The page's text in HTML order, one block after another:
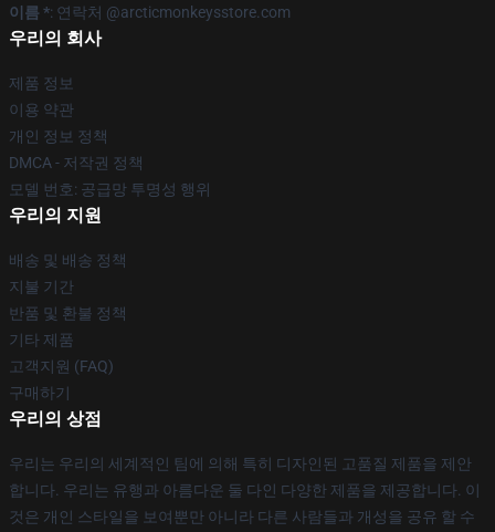
이름 *: 연락처 @arcticmonkeysstore.com
우리의 회사
제품 정보
이용 약관
개인 정보 정책
DMCA - 저작권 정책
모델 번호: 공급망 투명성 행위
우리의 지원
배송 및 배송 정책
지불 기간
반품 및 환불 정책
기타 제품
고객지원 (FAQ)
구매하기
우리의 상점
우리는 우리의 세계적인 팀에 의해 특히 디자인된 고품질 제품을 제안
합니다. 우리는 유행과 아름다운 둘 다인 다양한 제품을 제공합니다. 이
것은 개인 스타일을 보여뿐만 아니라 다른 사람들과 개성을 공유 할 수